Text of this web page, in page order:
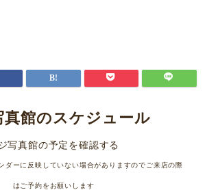
真館のスケジュール
写真館の予定を確認する
ダーに反映していない場合がありますのでご来店の際
はご予約をお願いします